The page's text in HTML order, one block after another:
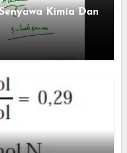
Kimia Dan